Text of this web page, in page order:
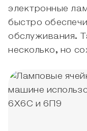
электронные
быстро
обслуживания.
несколько, но